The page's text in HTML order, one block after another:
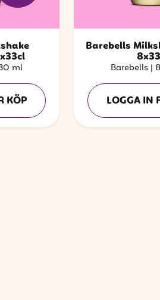
ml
KÖP
Barebells
Barebells |
LOGGA IN